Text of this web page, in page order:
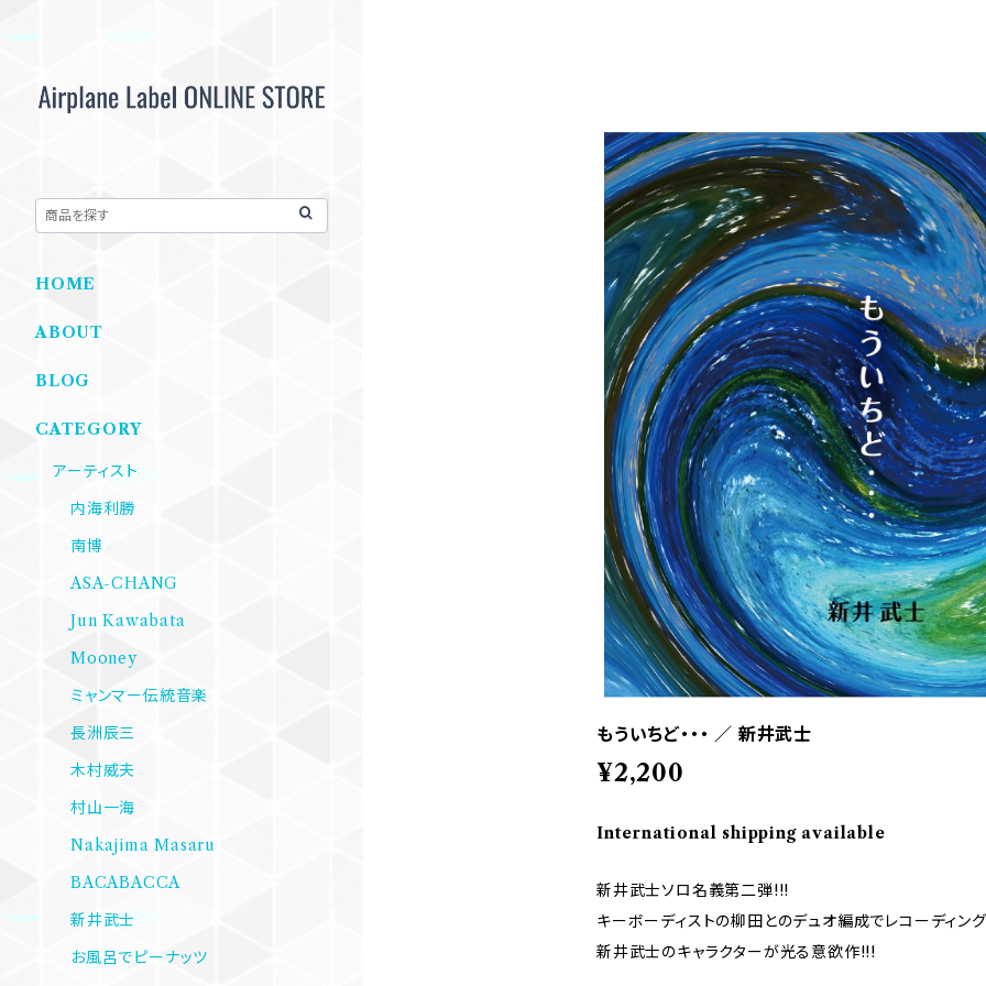
もういちど・・・ ／ 新井武士
¥2,200
International shipping available
新井武士ソロ名義第二弾!!!
キーボーディストの柳田とのデュオ編成でレコーディング
新井武士のキャラクターが光る意欲作!!!
HOME
ABOUT
BLOG
CATEGORY
アーティスト
内海利勝
南博
ASA-CHANG
Jun Kawabata
Mooney
ミャンマー伝統音楽
長洲辰三
木村威夫
村山一海
Nakajima Masaru
BACABACCA
新井武士
お風呂でピーナッツ